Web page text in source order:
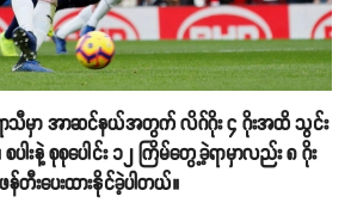
သီမှာ အာဆင်နယ်အတွက် လိဂ်ဂိုး ၄ ဂိုးအထိ သွင်း
စပါးနဲ့ စုစုပေါင်း ၁၂ ကြိမ်တွေ့ခဲ့ရာမှာလည်း ၈ ဂိုး
းပေးထားနိုင်ခဲ့ပါတယ်။